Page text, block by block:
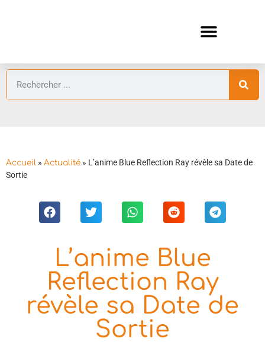
Accueil » Actualité » L’anime Blue Reflection Ray révèle sa Date de
Sortie
L’anime Blue
Reflection Ray
révèle sa Date de
Sortie